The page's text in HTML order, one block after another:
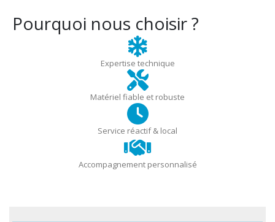
Pourquoi nous choisir ?
Expertise technique
Matériel fiable et robuste
Service réactif & local
Accompagnement personnalisé